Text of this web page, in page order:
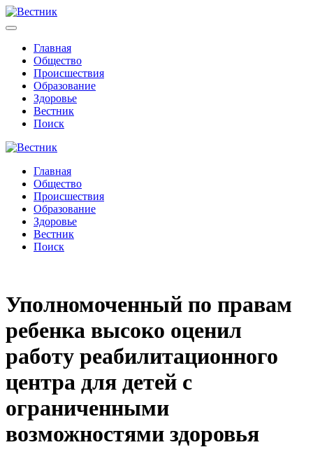
Главная
Общество
Происшествия
Образование
Здоровье
Вестник
Поиск
Главная
Общество
Происшествия
Образование
Здоровье
Вестник
Поиск
Уполномоченный по правам
ребенка высоко оценил
работу реабилитационного
центра для детей с
ограниченными
возможностями здоровья